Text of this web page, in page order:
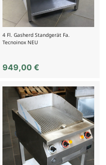
4 Fl. Gasherd Standgerät Fa.
Tecnoinox NEU
949,00€